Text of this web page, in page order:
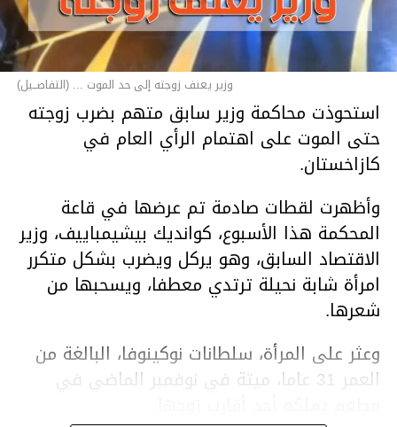
وزير يعنف زوجته إلى حد الموت ... (التفاصــيل)
استحوذت محاكمة وزير سابق متهم بضرب زوجته
حتى الموت على اهتمام الرأي العام في
كازاخستان.
وأظهرت لقطات صادمة تم عرضها في قاعة
المحكمة هذا الأسبوع، كوانديك بيشيمباييف، وزير
الاقتصاد السابق، وهو يركل ويضرب بشكل متكرر
امرأة شابة نحيلة ترتدي معطفا، ويسحبها من
شعرها.
وعثر على المرأة، سلطانات نوكينوفا، البالغة من
العمر 31 عاما، ميتة في نوفمبر الماضي في